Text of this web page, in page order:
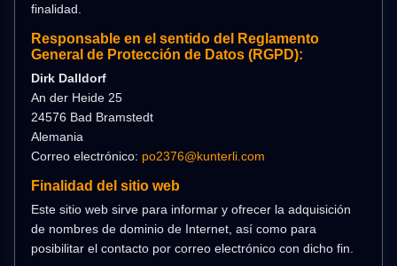
finalidad.
Responsable en el sentido del Reglamento
General de Protección de Datos (RGPD):
Dirk Dalldorf
An der Heide 25
24576 Bad Bramstedt
Alemania
Correo electrónico: po2376@kunterli.com
Finalidad del sitio web
Este sitio web sirve para informar y ofrecer la adquisición
de nombres de dominio de Internet, así como para
posibilitar el contacto por correo electrónico con dicho fin.